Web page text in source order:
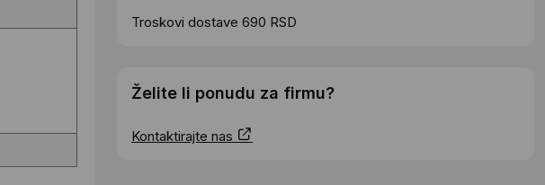
Troskovi dostave 690 RSD
Želite li ponudu za firmu?
Kontaktirajte nas